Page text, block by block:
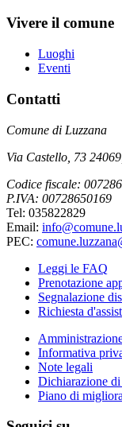
Vivere il comune
Luoghi
Eventi
Contatti
Comune di Luzzana
Via Castello, 73
Codice fiscale:
P.IVA: 00728650169
Tel: 035822829
Email:
PEC:
Leggi le FAQ
Prenotazione
Segnalazione
Richiesta
Informativa
Note legali
Dichiarazione di
Piano di